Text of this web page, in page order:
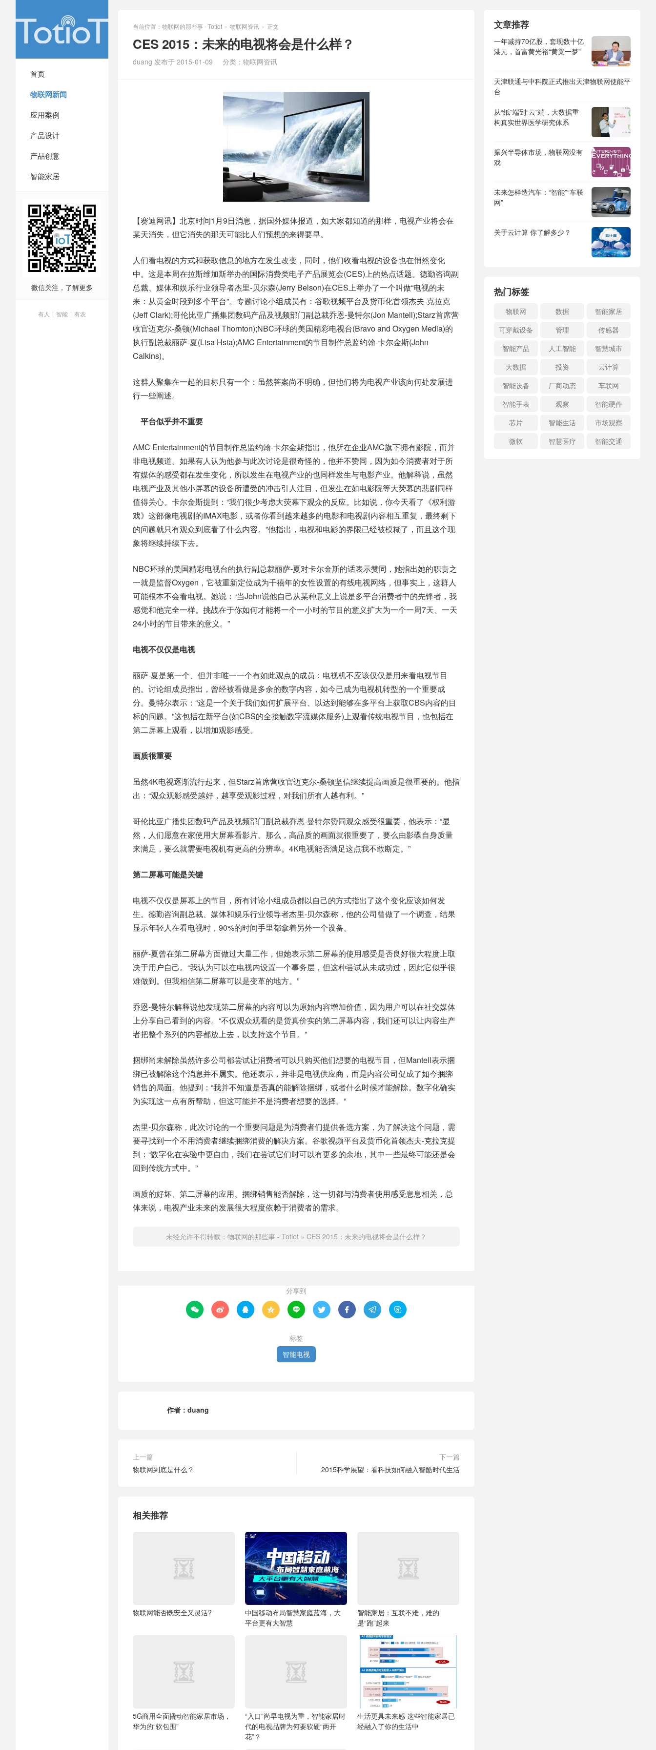
首页
物联网新闻
应用案例
产品设计
产品创意
智能家居
微信关注，了解更多
有人 | 智能 | 有农
当前位置： 物联网的那些事 - Totiot > 物联网资讯 > 正文
CES 2015：未来的电视将会是什么样？
duang 发布于 2015-01-09 分类： 物联网资讯
【赛迪网讯】北京时间1月9日消息，据国外媒体报道，如大家都知道的那样，电视产业将会在
某天消失，但它消失的那天可能比人们预想的来得要早。
人们看电视的方式和获取信息的地方在发生改变，同时，他们收看电视的设备也在悄然变化
中。这是本周在拉斯维加斯举办的国际消费类电子产品展览会(CES)上的热点话题。德勤咨询副
总裁、媒体和娱乐行业领导者杰里-贝尔森(Jerry Belson)在CES上举办了一个叫做“电视的未
来：从黄金时段到多个平台”。专题讨论小组成员有：谷歌视频平台及货币化首领杰夫-克拉克
(Jeff Clark);哥伦比亚广播集团数码产品及视频部门副总裁乔恩-曼特尔(Jon Mantell);Starz首席营
收官迈克尔-桑顿(Michael Thornton);NBC环球的美国精彩电视台(Bravo and Oxygen Media)的
执行副总裁丽萨-夏(Lisa Hsia);AMC Entertainment的节目制作总监约翰-卡尔金斯(John
Calkins)。
这群人聚集在一起的目标只有一个：虽然答案尚不明确，但他们将为电视产业该向何处发展进
行一些阐述。
平台似乎并不重要
AMC Entertainment的节目制作总监约翰-卡尔金斯指出，他所在企业AMC旗下拥有影院，而并
非电视频道。如果有人认为他参与此次讨论是很奇怪的，他并不赞同，因为如今消费者对于所
有媒体的感受都在发生变化，所以发生在电视产业的也同样发生与电影产业。他解释说，虽然
电视产业及其他小屏幕的设备所遭受的冲击引人注目，但发生在如电影院等大荧幕的悲剧同样
值得关心。卡尔金斯提到：“我们很少考虑大荧幕下观众的反应。比如说，你今天看了《权利游
戏》这部像电视剧的IMAX电影，或者你看到越来越多的电影和电视剧内容相互重复，最终剩下
的问题就只有观众到底看了什么内容。”他指出，电视和电影的界限已经被模糊了，而且这个现
象将继续持续下去。
NBC环球的美国精彩电视台的执行副总裁丽萨-夏对卡尔金斯的话表示赞同，她指出她的职责之
一就是监督Oxygen，它被重新定位成为千禧年的女性设置的有线电视网络，但事实上，这群人
可能根本不会看电视。她说：“当John说他自己从某种意义上说是多平台消费者中的先锋者，我
感觉和他完全一样。挑战在于你如何才能将一个一小时的节目的意义扩大为一个一周7天、一天
24小时的节目带来的意义。”
电视不仅仅是电视
丽萨-夏是第一个、但并非唯一一个有如此观点的成员：电视机不应该仅仅是用来看电视节目
的。讨论组成员指出，曾经被看做是多余的数字内容，如今已成为电视机转型的一个重要成
分。曼特尔表示：“这是一个关于我们如何扩展平台、以达到能够在多平台上获取CBS内容的目
标的问题。”这包括在新平台(如CBS的全接触数字流媒体服务)上观看传统电视节目，也包括在
第二屏幕上观看，以增加观影感受。
画质很重要
虽然4K电视逐渐流行起来，但Starz首席营收官迈克尔-桑顿坚信继续提高画质是很重要的。他指
出：“观众观影感受越好，越享受观影过程，对我们所有人越有利。”
哥伦比亚广播集团数码产品及视频部门副总裁乔恩-曼特尔赞同观众感受很重要，他表示：“显
然，人们愿意在家使用大屏幕看影片。那么，高品质的画面就很重要了，要么由影碟自身质量
来满足，要么就需要电视机有更高的分辨率。4K电视能否满足这点我不敢断定。”
第二屏幕可能是关键
电视不仅仅是屏幕上的节目，所有讨论小组成员都以自己的方式指出了这个变化应该如何发
生。德勤咨询副总裁、媒体和娱乐行业领导者杰里-贝尔森称，他的公司曾做了一个调查，结果
显示年轻人在看电视时，90%的时间手里都拿着另外一个设备。
丽萨-夏曾在第二屏幕方面做过大量工作，但她表示第二屏幕的使用感受是否良好很大程度上取
决于用户自己。“我认为可以在电视内设置一个事务层，但这种尝试从未成功过，因此它似乎很
难做到。但我相信第二屏幕可以是变革的地方。”
乔恩-曼特尔解释说他发现第二屏幕的内容可以为原始内容增加价值，因为用户可以在社交媒体
上分享自己看到的内容。“不仅观众观看的是货真价实的第二屏幕内容，我们还可以让内容生产
者把整个系列的内容都放上去，以支持这个节目。”
捆绑尚未解除虽然许多公司都尝试让消费者可以只购买他们想要的电视节目，但Mantell表示捆
绑已被解除这个消息并不属实。他还表示，并非是电视供应商，而是内容公司促成了如今捆绑
销售的局面。他提到：“我并不知道是否真的能解除捆绑，或者什么时候才能解除。数字化确实
为实现这一点有所帮助，但这可能并不是消费者想要的选择。”
杰里-贝尔森称，此次讨论的一个重要问题是为消费者们提供备选方案，为了解决这个问题，需
要寻找到一个不用消费者继续捆绑消费的解决方案。谷歌视频平台及货币化首领杰夫-克拉克提
到：“数字化在实验中更自由，我们在尝试它们时可以有更多的余地，其中一些最终可能还是会
回到传统方式中。”
画质的好坏、第二屏幕的应用、捆绑销售能否解除，这一切都与消费者使用感受息息相关，总
体来说，电视产业未来的发展很大程度依赖于消费者的需求。
未经允许不得转载： 物联网的那些事 - Totiot » CES 2015：未来的电视将会是什么样？
分享到
        
标签
智能电视
作者： duang
上一篇
物联网到底是什么？
下一篇
2015科学展望：看科技如何融入智酷时代生活
相关推荐
物联网能否既安全又灵活?
中国移动布局智慧家庭蓝海，大
平台更有大智慧
智能家居：互联不难，难的
是“跑”起来
5G商用全面撬动智能家居市场，
华为的“软包围”
“入口”尚早电视为重，智能家居时
代的电视品牌为何要软硬“两开
花”？
生活更具未来感 这些智能家居已
经融入了你的生活中
文章推荐
一年减持70亿股，套现数十亿
港元，首富黄光裕“黄粱一梦”
天津联通与中科院正式推出天津物联网使能平
台
从“纸”端到“云”端，大数据重
构真实世界医学研究体系
振兴半导体市场，物联网没有
戏
未来怎样造汽车：“智能”“车联
网”
关于云计算 你了解多少？
热门标签
物联网 数据
智能家居
可穿戴设备
管理
传感器
智能产品
人工智能
智慧城市
大数据
投资
云计算
智能设备
厂商动态
车联网
智能手表
观察
智能硬件
芯片
智能生活
市场观察
微软
智慧医疗 智能交通